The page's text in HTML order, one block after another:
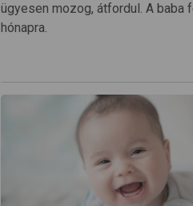
ügyesen mozog, átfordul. A baba
hónapra.